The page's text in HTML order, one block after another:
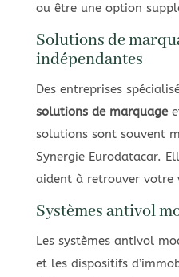
ou être une option
Solutions de
indépendantes
Des entreprises
solutions de marquage
solutions sont souvent
Synergie Eurodatacar.
aident à retrouver votre
Systèmes antivol
Les systèmes antivol
et les dispositifs